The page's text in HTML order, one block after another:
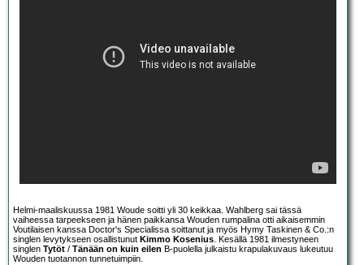
Helmi-maaliskuussa 1981 Woude soitti yli 30 keikkaa. Wahlberg sai tässä
vaiheessa tarpeekseen ja hänen paikkansa Wouden rumpalina otti aikaisemmin
Voutilaisen kanssa Doctor's Specialissa soittanut ja myös Hymy Taskinen & Co.:n
singlen levytykseen osallistunut Kimmo Kosenius. Kesällä 1981 ilmestyneen
singlen Tytöt / Tänään on kuin eilen B-puolella julkaistu krapulakuvaus lukeutuu
Wouden tuotannon tunnetuimpiin.